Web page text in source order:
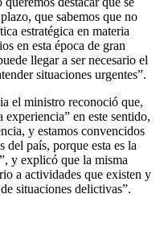
que sabemos que no
estratégica en materia
en esta época de gran
llegar a ser necesario el
situaciones urgentes”.
el ministro reconoció que,
en este sentido,
y estamos convencidos
del país, porque esta es la
y explicó que la misma
a actividades que existen y
situaciones delictivas”.